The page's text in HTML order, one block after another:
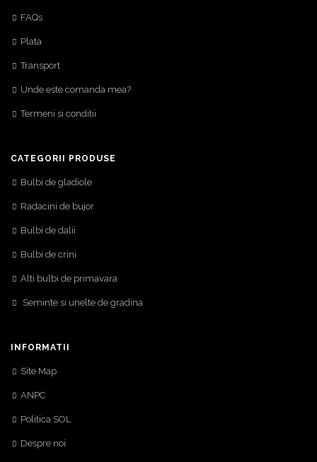
FAQs
Plata
Transport
Unde este comanda mea?
Termeni si conditii
CATEGORII PRODUSE
Bulbi de gladiole
Radacini de bujor
Bulbi de dalii
Bulbi de crini
Alti bulbi de primavara
Seminte si unelte de gradina
INFORMATII
Site Map
ANPC
Politica SOL
Despre noi